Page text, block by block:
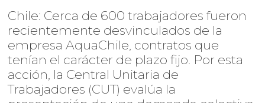
Chile: Cerca de 600 trabajadores fueron
recientemente desvinculados de la
empresa AquaChile, contratos que
tenían el carácter de plazo fijo. Por esta
acción, la Central Unitaria de
Trabajadores (CUT) evalúa la